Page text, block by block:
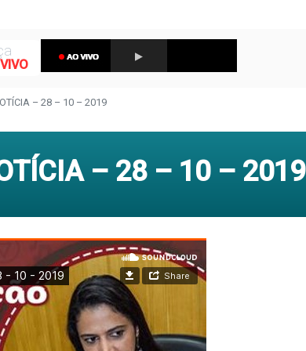
– 28 – 10 – 2019
– 28 – 10 – 2019